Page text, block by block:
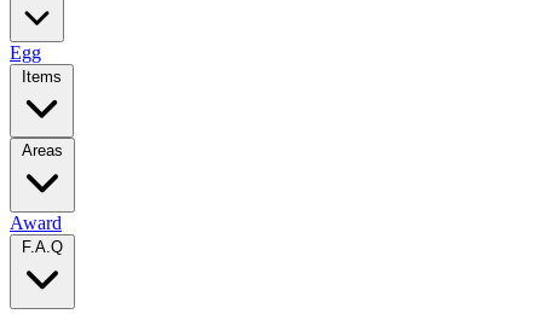
Egg
Items
Areas
Award
F.A.Q